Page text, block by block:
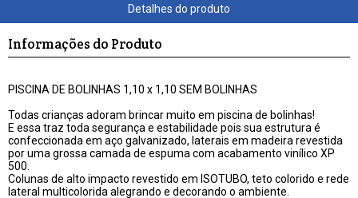
Informações do Produto
PISCINA DE BOLINHAS 1,10 x 1,10 SEM BOLINHAS
Todas crianças adoram brincar muito em piscina de bolinhas!
E essa traz toda segurança e estabilidade pois sua estrutura é
confeccionada em aço galvanizado, laterais em madeira revestida
por uma grossa camada de espuma com acabamento vinílico XP
500.
Colunas de alto impacto revestido em ISOTUBO, teto colorido e rede
lateral multicolorida alegrando e decorando o ambiente.